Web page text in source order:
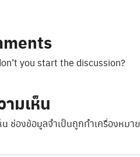
you start the discussion?
ามเห็น
น ช่องข้อมูลจำเป็นถูกทำเครื่องหมาย